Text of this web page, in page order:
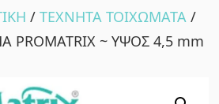
/ΤΕΧΝΗΤΑ ΤΟΙΧΩΜΑΤΑ /
PROMATRIX ~ ΥΨΟΣ 4,5 mm